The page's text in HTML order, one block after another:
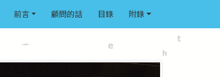
前言 顧問的話 目錄 附錄